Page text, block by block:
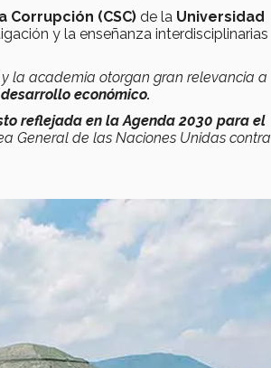
Corrupción (CSC) de la Universidad
y la enseñanza interdisciplinarias
y la academia otorgan gran relevancia a
económico.
reflejada en la Agenda 2030 para el
General de las Naciones Unidas contra